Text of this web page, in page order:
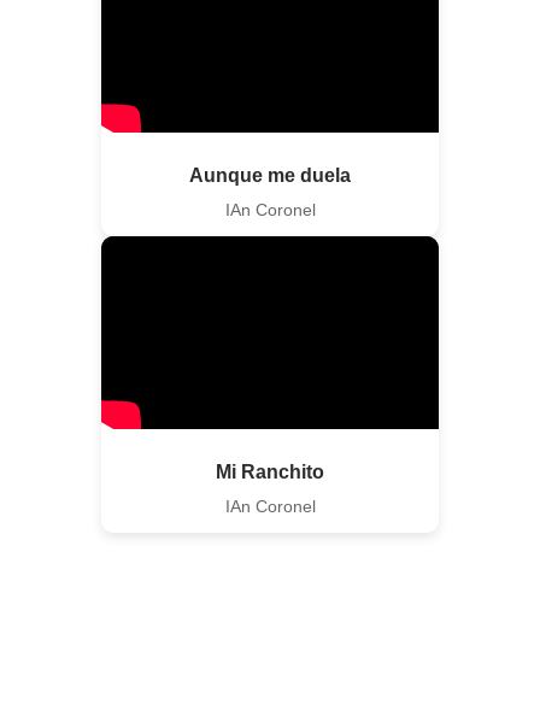
Aunque me duela
IAn Coronel
Mi Ranchito
IAn Coronel